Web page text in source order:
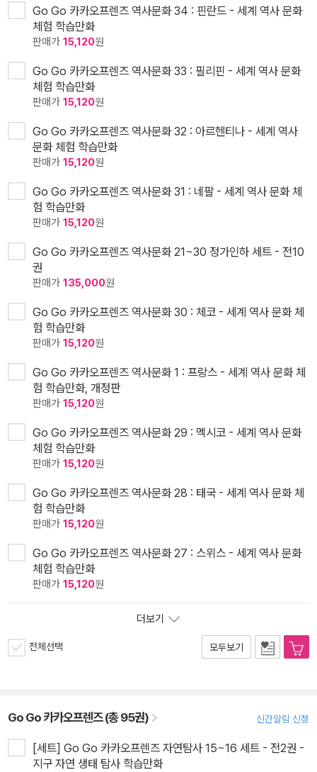
Go Go 카카오프렌즈 역사문화 34 : 핀란드 - 세계 역사 문화
체험 학습만화
판매가 15,120원
Go Go 카카오프렌즈 역사문화 33 : 필리핀 - 세계 역사 문화
체험 학습만화
판매가 15,120원
Go Go 카카오프렌즈 역사문화 32 : 아르헨티나 - 세계 역사
문화 체험 학습만화
판매가 15,120원
Go Go 카카오프렌즈 역사문화 31 : 네팔 - 세계 역사 문화 체
험 학습만화
판매가 15,120원
Go Go 카카오프렌즈 역사문화 21~30 정가인하 세트 - 전10
권
판매가 135,000원
Go Go 카카오프렌즈 역사문화 30 : 체코 - 세계 역사 문화 체
험 학습만화
판매가 15,120원
Go Go 카카오프렌즈 역사문화 1 : 프랑스 - 세계 역사 문화 체
험 학습만화, 개정판
판매가 15,120원
Go Go 카카오프렌즈 역사문화 29 : 멕시코 - 세계 역사 문화
체험 학습만화
판매가 15,120원
Go Go 카카오프렌즈 역사문화 28 : 태국 - 세계 역사 문화 체
험 학습만화
판매가 15,120원
Go Go 카카오프렌즈 역사문화 27 : 스위스 - 세계 역사 문화
체험 학습만화
판매가 15,120원
더보기
전체선택 모두보기
Go Go 카카오프렌즈 (총 95권) 신간알림 신청
[세트] Go Go 카카오프렌즈 자연탐사 15~16 세트 - 전2권 -
지구 자연 생태 탐사 학습만화